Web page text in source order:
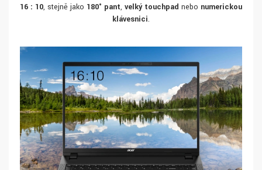
16 : 10, stejně jako 180° pant, velký touchpad nebo numerickou
klávesnici.